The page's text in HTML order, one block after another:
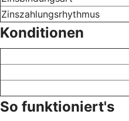
Zinszahlungsrhythmus
Konditionen
So funktioniert's